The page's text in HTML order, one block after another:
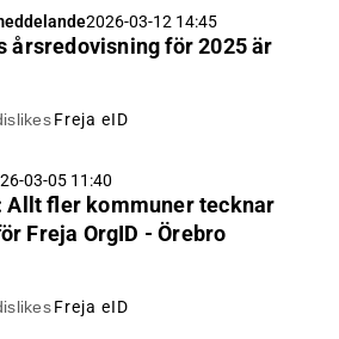
2026-03-12 14:45
årsredovisning för 2025 är
Freja eID
03-05 11:40
Allt fler kommuner tecknar
Freja OrgID - Örebro
Freja eID